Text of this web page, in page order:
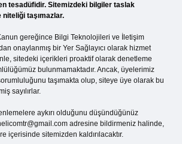
tesadüfidir. Sitemizdeki bilgiler taslak
taşımazlar.
gereğince Bilgi Teknolojileri ve İletişim
onaylanmış bir Yer Sağlayıcı olarak hizmet
sitedeki içerikleri proaktif olarak denetleme
bulunmamaktadır. Ancak, üyelerimiz
taşımakta olup, siteye üye olarak bu
sayılırlar.
aykırı olduğunu düşündüğünüz
adresine bildirmeniz halinde,
içerisinde sitemizden kaldırılacaktır.